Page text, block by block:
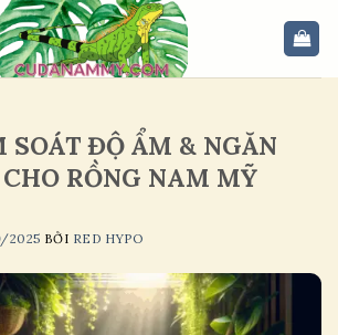
SOÁT ĐỘ ẨM & NGĂN
RỒNG NAM MỸ
2025 BỞI RED HYPO